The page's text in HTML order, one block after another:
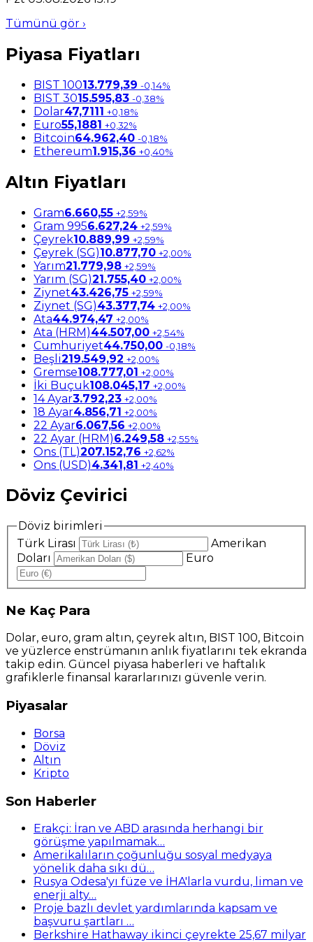
Tümünü gör ›
Piyasa Fiyatları
BIST 10013.779,39 -0,14%
BIST 3015.595,83 -0,38%
Dolar47,7111 +0,18%
Euro55,1881 +0,32%
Bitcoin64.962,40 -0,18%
Ethereum1.915,36 +0,40%
Altın Fiyatları
Gram6.660,55 +2,59%
Gram 9956.627,24 +2,59%
Çeyrek10.889,99 +2,59%
Çeyrek (SG)10.877,70 +2,00%
Yarım21.779,98 +2,59%
Yarım (SG)21.755,40 +2,00%
Ziynet43.426,75 +2,59%
Ziynet (SG)43.377,74 +2,00%
Ata44.974,47 +2,00%
Ata (HRM)44.507,00 +2,54%
Cumhuriyet44.750,00 -0,18%
Beşli219.549,92 +2,00%
Gremse108.777,01 +2,00%
İki Buçuk108.045,17 +2,00%
14 Ayar3.792,23 +2,00%
18 Ayar4.856,71 +2,00%
22 Ayar6.067,56 +2,00%
22 Ayar (HRM)6.249,58 +2,55%
Ons (TL)207.152,76 +2,62%
Ons (USD)4.341,81 +2,40%
Döviz Çevirici
Döviz birimleri
Türk Lirası
Amerikan
Doları
Euro
Ne Kaç Para
Dolar, euro, gram altın, çeyrek altın, BIST 100, Bitcoin
ve yüzlerce enstrümanın anlık fiyatlarını tek ekranda
takip edin. Güncel piyasa haberleri ve haftalık
grafiklerle finansal kararlarınızı güvenle verin.
Piyasalar
Borsa
Döviz
Altın
Kripto
Son Haberler
Erakçi: İran ve ABD arasında herhangi bir
görüşme yapılmamak…
Amerikalıların çoğunluğu sosyal medyaya
yönelik daha sıkı dü…
Rusya Odesa'yı füze ve İHA'larla vurdu, liman ve
enerji alty…
Proje bazlı devlet yardımlarında kapsam ve
başvuru şartları …
Berkshire Hathaway ikinci çeyrekte 25,67 milyar